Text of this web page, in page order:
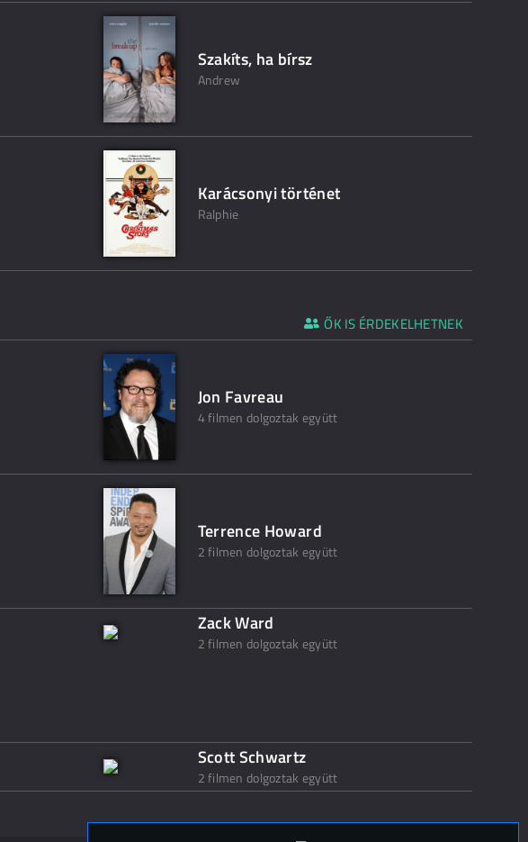
Szakíts, ha bírsz
Andrew
Karácsonyi történet
Ralphie
ŐK IS ÉRDEKELHETNEK
Jon Favreau
4 filmen dolgoztak együtt
Terrence Howard
2 filmen dolgoztak együtt
Zack Ward
2 filmen dolgoztak együtt
Scott Schwartz
2 filmen dolgoztak együtt